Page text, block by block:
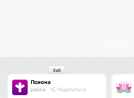
Псиона
psiona Поделиться
Хаб